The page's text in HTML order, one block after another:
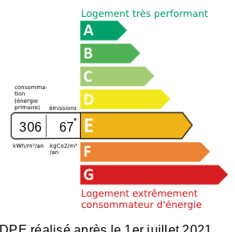
306 67